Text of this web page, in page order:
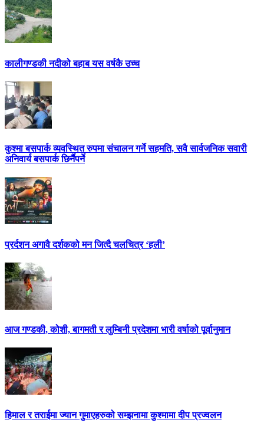
कालीगण्डकी नदीको बहाब यस वर्षकै उच्च
कुश्मा बसपार्क व्यवस्थित रुपमा संचालन गर्ने सहमति, सवै सार्वजनिक सवारी
अनिवार्य बसपार्क छिर्नैपर्ने
प्रर्दशन अगावै दर्शकको मन जित्दै चलचित्र ‘हली’
आज गण्डकी, कोशी, बागमती र लुम्बिनी प्रदेशमा भारी वर्षाको पूर्वानुमान
हिमाल र तराईमा ज्यान गुमाएहरुको सम्झनामा कुश्मामा दीप प्रज्वलन